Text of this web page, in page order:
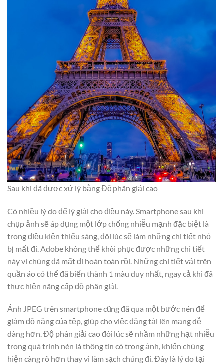
Sau khi đã được xử lý bằng Độ phân giải cao
Có nhiều lý do để lý giải cho điều này. Smartphone sau khi
chụp ảnh sẽ áp dụng một lớp chống nhiễu mạnh đặc biệt là
trong điều kiện thiếu sáng, đôi lúc sẽ làm những chi tiết nhỏ
bị mất đi. Adobe không thể khôi phục được những chi tiết
này vì chúng đã mất đi hoàn toàn rồi. Những chi tiết vải trên
quần áo có thể đã biến thành 1 màu duy nhất, ngay cả khi đã
thực hiện nâng cấp độ phân giải.
Ảnh JPEG trên smartphone cũng đã qua một bước nén để
giảm độ nặng của tệp, giúp cho việc đăng tải lên mạng dễ
dàng hơn. Độ phân giải cao đôi lúc sẽ nhầm những hạt nhiễu
trong quá trình nén là thông tin có trong ảnh, khiến chúng
hiện càng rõ hơn thay vì làm sạch chúng đi. Đây là lý do tại